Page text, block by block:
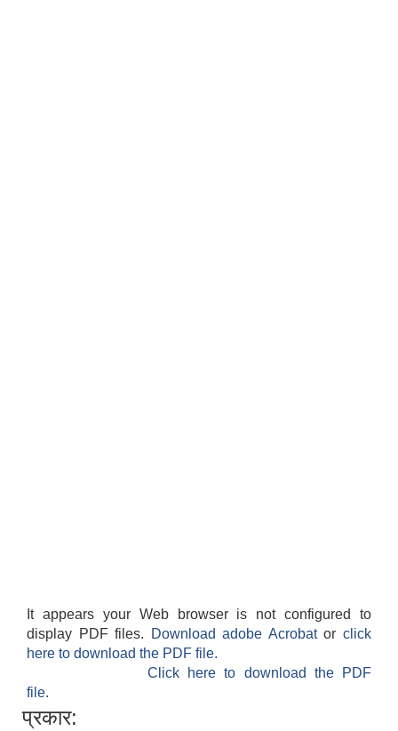
It appears your Web browser is not configured to
display PDF files.
Download adobe Acrobatorclick
here to download the PDF file.
Click here to download the PDF
file.
प्रकार: